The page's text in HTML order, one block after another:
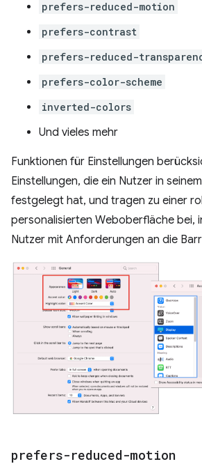
prefers-reduced-motion
prefers-contrast
prefers-reduced-
prefers-color-scheme
inverted-colors
Und vieles mehr
Funktionen für Einstellungen
Einstellungen, die ein Nutzer in
festgelegt hat, und tragen zu einer
personalisierten Weboberfläche bei,
Nutzer mit Anforderungen an die
prefers-reduced-motion